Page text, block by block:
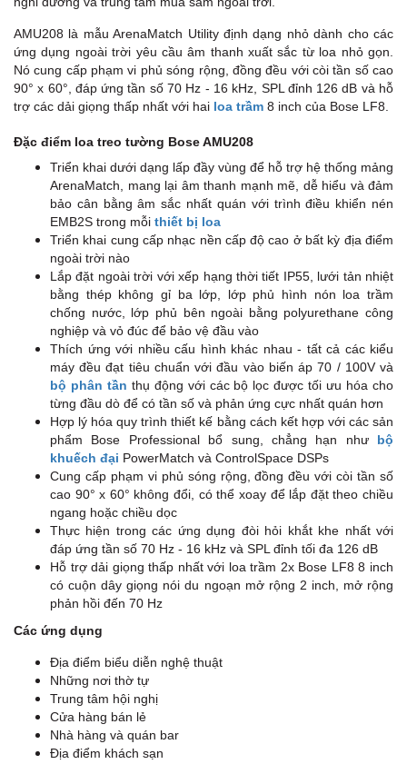
AMU208 là mẫu ArenaMatch Utility định dạng nhỏ dành cho các
ứng dụng ngoài trời yêu cầu âm thanh xuất sắc từ loa nhỏ gọn.
Nó cung cấp phạm vi phủ sóng rộng, đồng đều với còi tần số cao
90° x 60°, đáp ứng tần số 70 Hz - 16 kHz, SPL đỉnh 126 dB và hỗ
trợ các dải giọng thấp nhất với hai loa trầm 8 inch của Bose LF8.
Đặc điểm loa treo tường Bose AMU208
Triển khai dưới dạng lấp đầy vùng để hỗ trợ hệ thống mảng
ArenaMatch, mang lại âm thanh mạnh mẽ, dễ hiểu và đảm
bảo cân bằng âm sắc nhất quán với trình điều khiển nén
EMB2S trong mỗi thiết bị loa
Triển khai cung cấp nhạc nền cấp độ cao ở bất kỳ địa điểm
ngoài trời nào
Lắp đặt ngoài trời với xếp hạng thời tiết IP55, lưới tản nhiệt
bằng thép không gỉ ba lớp, lớp phủ hình nón loa trầm
chống nước, lớp phủ bên ngoài bằng polyurethane công
nghiệp và vỏ đúc để bảo vệ đầu vào
Thích ứng với nhiều cấu hình khác nhau - tất cả các kiểu
máy đều đạt tiêu chuẩn với đầu vào biến áp 70 / 100V và
bộ phân tần thụ động với các bộ lọc được tối ưu hóa cho
từng đầu dò để có tần số và phản ứng cực nhất quán hơn
Hợp lý hóa quy trình thiết kế bằng cách kết hợp với các sản
phẩm Bose Professional bổ sung, chẳng hạn như bộ
khuếch đại PowerMatch và ControlSpace DSPs
Cung cấp phạm vi phủ sóng rộng, đồng đều với còi tần số
cao 90° x 60° không đổi, có thể xoay để lắp đặt theo chiều
ngang hoặc chiều dọc
Thực hiện trong các ứng dụng đòi hỏi khắt khe nhất với
đáp ứng tần số 70 Hz - 16 kHz và SPL đỉnh tối đa 126 dB
Hỗ trợ dải giọng thấp nhất với loa trầm 2x Bose LF8 8 inch
có cuộn dây giọng nói du ngoạn mở rộng 2 inch, mở rộng
phản hồi đến 70 Hz
Các ứng dụng
Địa điểm biểu diễn nghệ thuật
Những nơi thờ tự
Trung tâm hội nghị
Cửa hàng bán lẻ
Nhà hàng và quán bar
Địa điểm khách sạn